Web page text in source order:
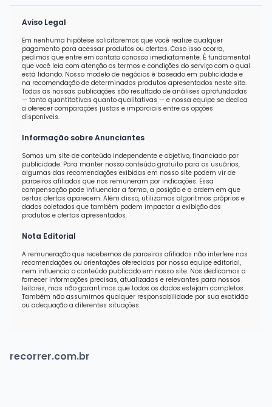
Aviso Legal
Em nenhuma hipótese solicitaremos que você realize qualquer
pagamento para acessar produtos ou ofertas. Caso isso ocorra,
pedimos que entre em contato conosco imediatamente. É fundamental
que você leia com atenção os termos e condições do serviço com o qual
está lidando. Nosso modelo de negócios é baseado em publicidade e
na recomendação de determinados produtos apresentados neste site.
Todas as nossas publicações são resultado de análises aprofundadas
— tanto quantitativas quanto qualitativas — e nossa equipe se dedica
a oferecer comparações justas e imparciais entre as opções
disponíveis.
Informação sobre Anunciantes
Somos um site de conteúdo independente e objetivo, financiado por
publicidade. Para manter nosso conteúdo gratuito para os usuários,
algumas das recomendações exibidas em nosso site podem vir de
parceiros afiliados que nos remuneram por indicações. Essa
compensação pode influenciar a forma, a posição e a ordem em que
certas ofertas aparecem. Além disso, utilizamos algoritmos próprios e
dados coletados que também podem impactar a exibição dos
produtos e ofertas apresentados.
Nota Editorial
A remuneração que recebemos de parceiros afiliados não interfere nas
recomendações ou orientações oferecidas por nossa equipe editorial,
nem influencia o conteúdo publicado em nosso site. Nos dedicamos a
fornecer informações precisas, atualizadas e relevantes para nossos
leitores, mas não garantimos que todos os dados estejam completos.
Também não assumimos qualquer responsabilidade por sua exatidão
ou adequação a diferentes situações.
recorrer.com.br